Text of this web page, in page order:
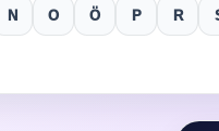
N O Ö P R